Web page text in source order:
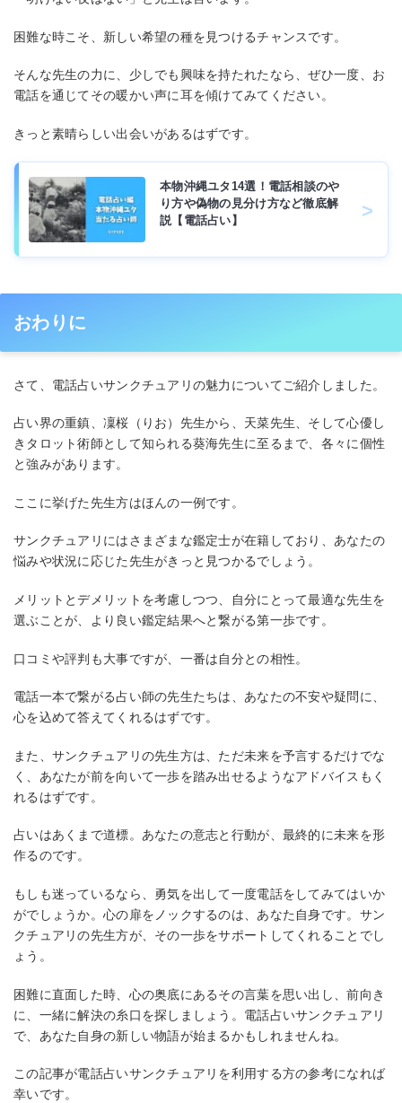
困難な時こそ、新しい希望の種を見つけるチャンスです。
そんな先生の力に、少しでも興味を持たれたなら、ぜひ一度、お
電話を通じてその暖かい声に耳を傾けてみてください。
きっと素晴らしい出会いがあるはずです。
本物沖縄ユタ14選！電話相談のや
り方や偽物の見分け方など徹底解
説【電話占い】
おわりに
さて、電話占いサンクチュアリの魅力についてご紹介しました。
占い界の重鎮、凜桜（りお）先生から、天菜先生、そして心優し
きタロット術師として知られる葵海先生に至るまで、各々に個性
と強みがあります。
ここに挙げた先生方はほんの一例です。
サンクチュアリにはさまざまな鑑定士が在籍しており、あなたの
悩みや状況に応じた先生がきっと見つかるでしょう。
メリットとデメリットを考慮しつつ、自分にとって最適な先生を
選ぶことが、より良い鑑定結果へと繋がる第一歩です。
口コミや評判も大事ですが、一番は自分との相性。
電話一本で繋がる占い師の先生たちは、あなたの不安や疑問に、
心を込めて答えてくれるはずです。
また、サンクチュアリの先生方は、ただ未来を予言するだけでな
く、あなたが前を向いて一歩を踏み出せるようなアドバイスもく
れるはずです。
占いはあくまで道標。あなたの意志と行動が、最終的に未来を形
作るのです。
もしも迷っているなら、勇気を出して一度電話をしてみてはいか
がでしょうか。心の扉をノックするのは、あなた自身です。サン
クチュアリの先生方が、その一歩をサポートしてくれることでし
ょう。
困難に直面した時、心の奥底にあるその言葉を思い出し、前向き
に、一緒に解決の糸口を探しましょう。電話占いサンクチュアリ
で、あなた自身の新しい物語が始まるかもしれませんね。
この記事が電話占いサンクチュアリを利用する方の参考になれば
幸いです。